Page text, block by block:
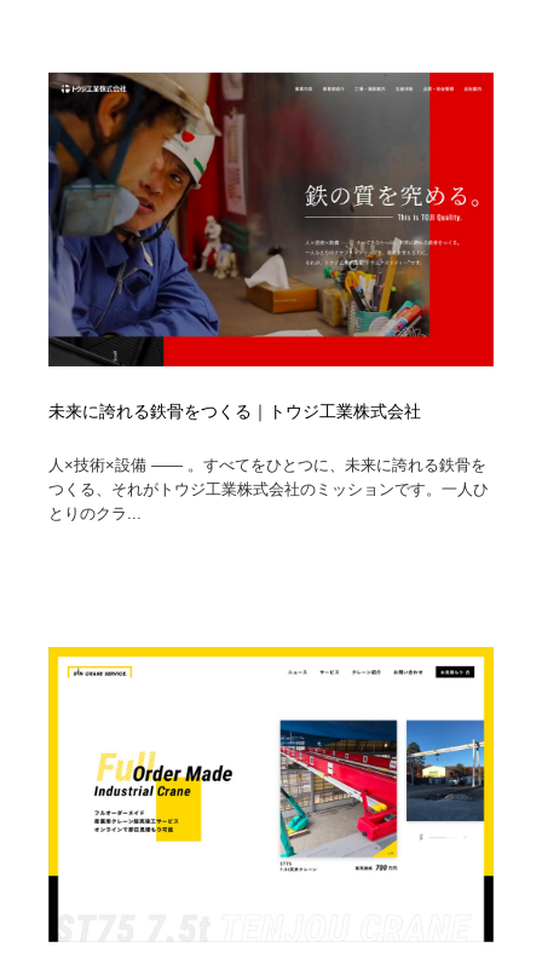
未来に誇れる鉄骨をつくる｜トウジ工業株式会社
人×技術×設備 ―― 。すべてをひとつに、未来に誇れる鉄骨を
つくる、それがトウジ工業株式会社のミッションです。一人ひ
とりのクラ...